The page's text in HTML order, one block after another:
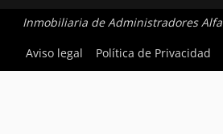
Inmobiliaria de Administradores Alfa
Aviso legal
Política de Privacidad